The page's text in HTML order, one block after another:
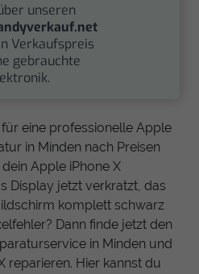
unseren
Verkaufspreis
gebrauchte
eine professionelle Apple
in Minden nach Preisen
Apple iPhone X
Display jetzt verkratzt, das
komplett schwarz
Dann finde jetzt den
in Minden und
reparieren. Hier kannst du